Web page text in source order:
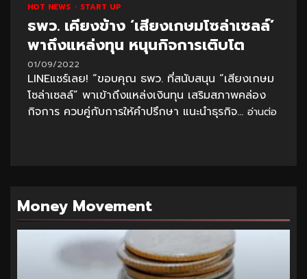
HOT NEWS START UP
ธพว. เคียงข้าง ‘เสียงเกษมโซล่าเซลล์’
พาถึงแหล่งทุน หนุนกิจการเติบโต
01/09/2022
LINEแชร์เลย! “ขอบคุณ ธพว. ที่สนับสนุน “เสียงเกษม
โซล่าเซลล์” พาเข้าถึงแหล่งเงินทุน เสริมสภาพคล่อง
กิจการ ควบคู่กับการให้คำปรึกษา แนะนำธุรกิจ... อ่านต่อ
Money Movement